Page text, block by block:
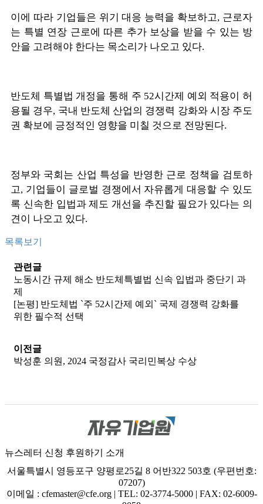
이에 따라 기업들은 위기 대응 능력을 확보하고, 근로자
는 특별 연장 근로에 따른 추가 보상을 받을 수 있는 방
안을 고려해야 한다는 목소리가 나오고 있다.
반도체 특별법 개정을 통해 주 52시간제 예외 적용이 허
용될 경우, 국내 반도체 산업의 경쟁력 강화와 시장 주도
권 확보에 긍정적인 영향을 미칠 것으로 전망된다.
정부와 국회는 산업 특성을 반영한 근로 정책을 검토하
고, 기업들이 글로벌 경쟁에서 자유롭게 대응할 수 있도
록 신속한 입법과 제도 개선을 추진할 필요가 있다는 의
견이 나오고 있다.
목록보기
관련글
노동시간 규제 해소 반도체특별법 신속 입법과 중단기 과
제
[논평] 반도체법 `주 52시간제 예외` 국제 경쟁력 강화를
위한 필수적 선택
이전글
박성훈 의원, 2024 국정감사 국리민복상 수상
뉴스레터 신청 후원하기
소개
서울특별시 영등포구 양평로25길 8 어반322 503호 (우편번호:
07207)
이메일 : cfemaster@cfe.org | TEL: 02-3774-5000 | FAX: 02-6009-